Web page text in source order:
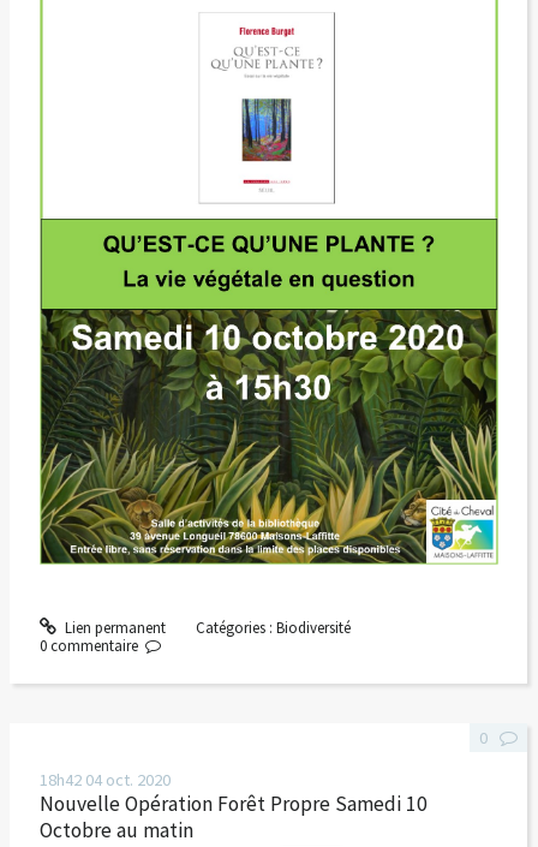
Lien permanent Catégories : Biodiversité
0 commentaire
18h42 04 oct. 2020
Nouvelle Opération Forêt Propre Samedi 10
Octobre au matin
0